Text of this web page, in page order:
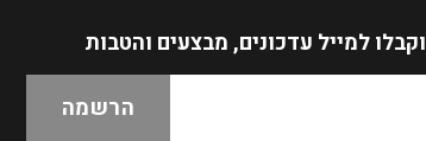
וקבלו למייל עדכונים, מבצעים והטבות